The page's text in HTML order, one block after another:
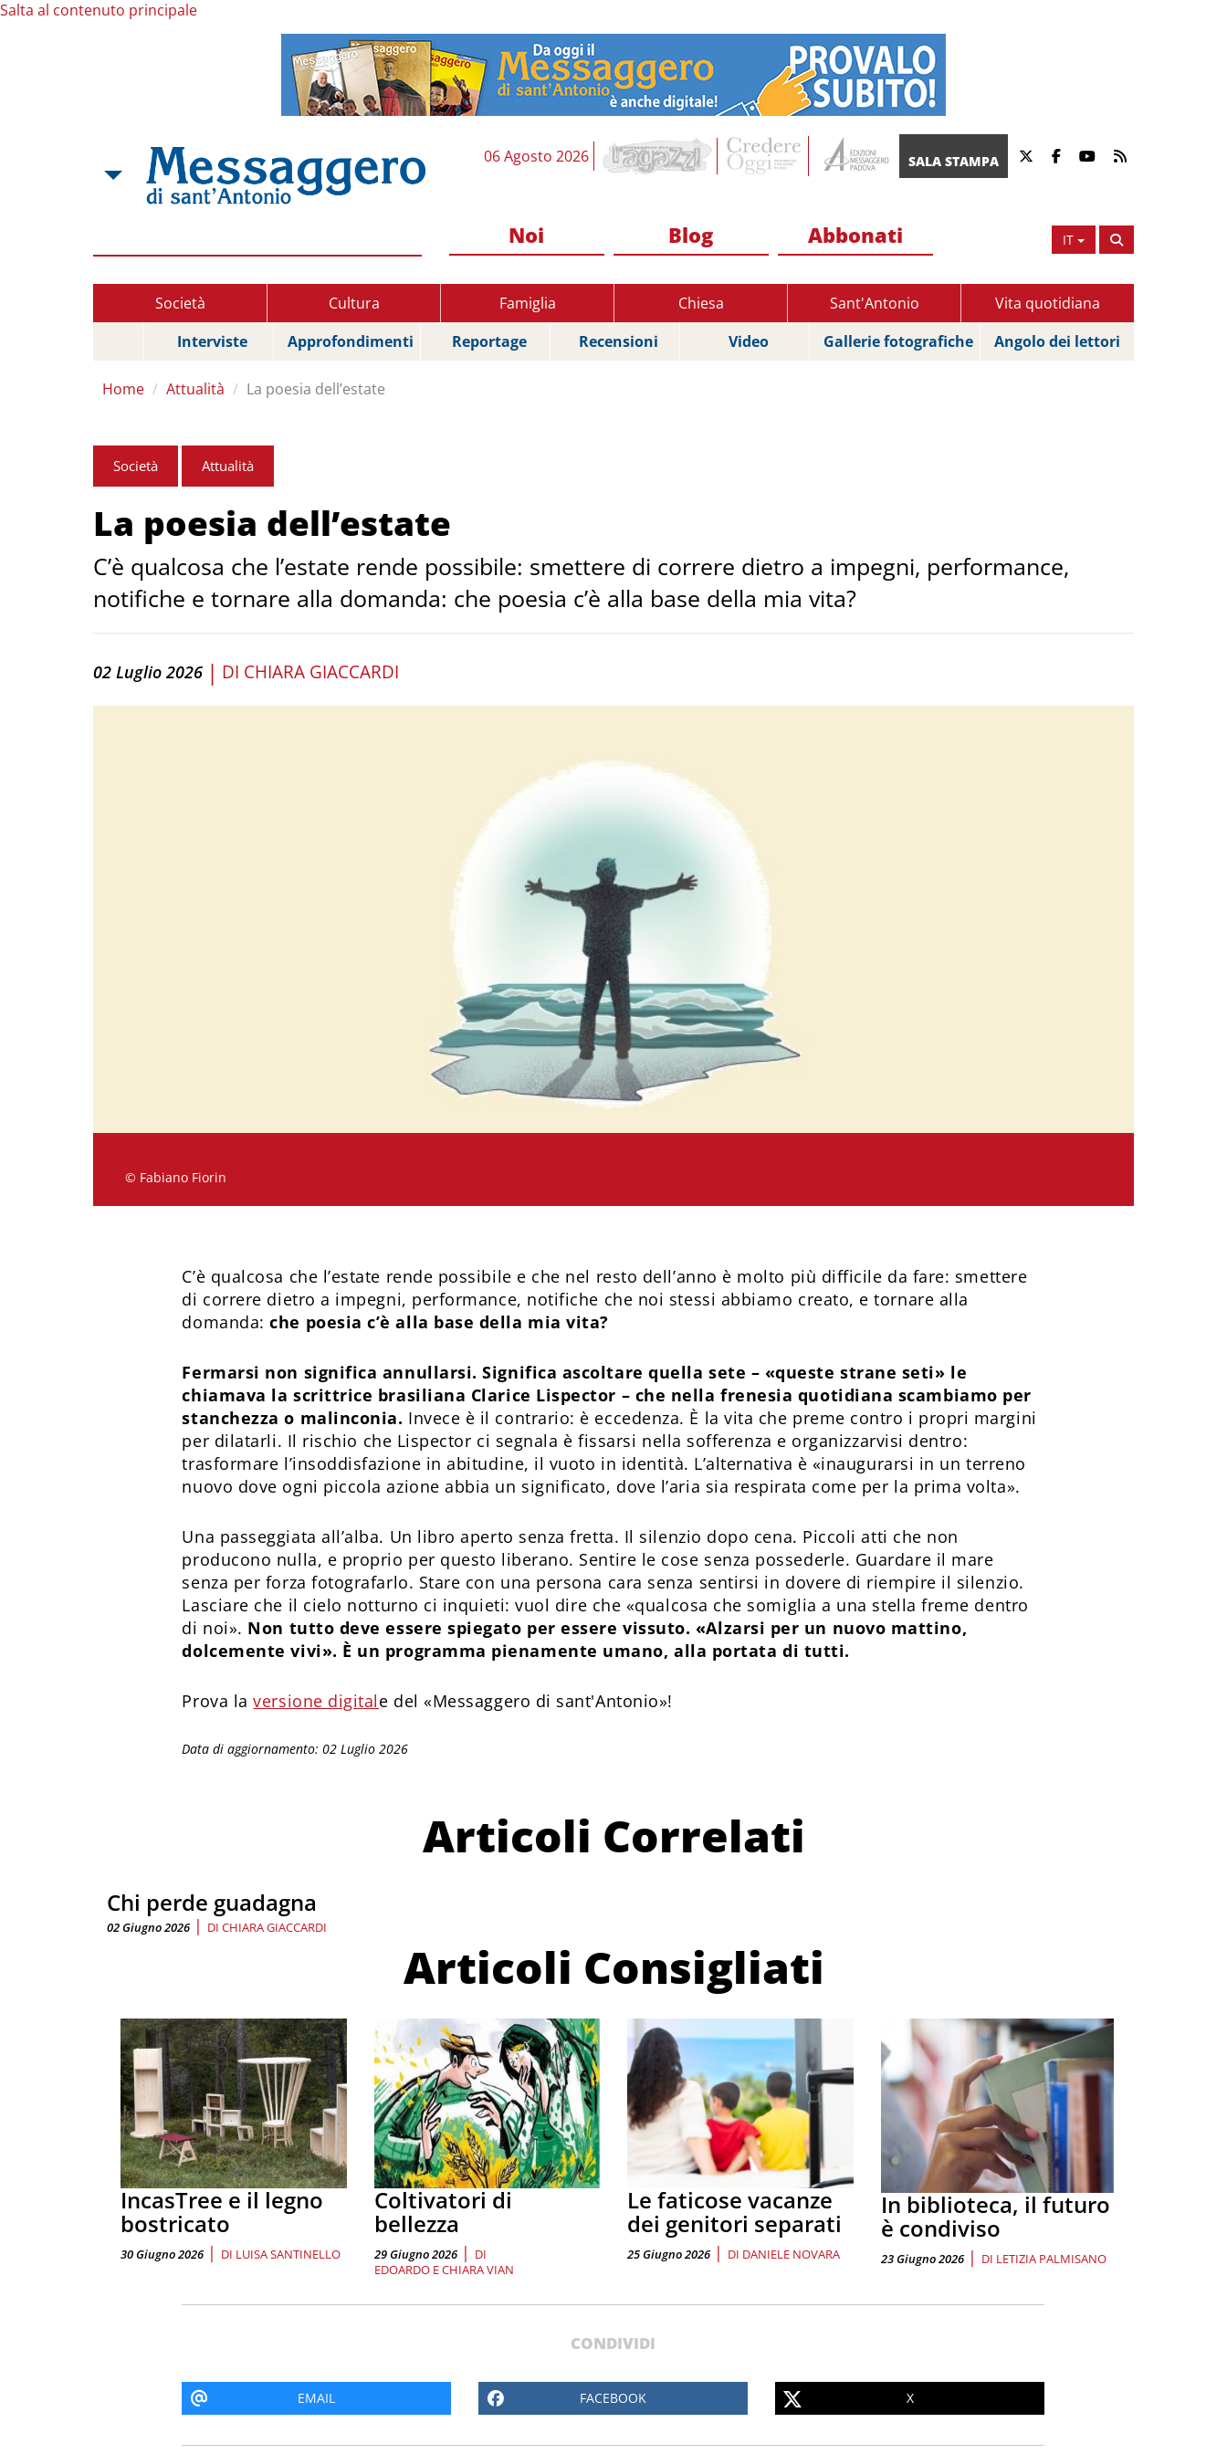
Salta al contenuto principale
06 Agosto 2026 SALA STAMPA
IT
Noi Blog Abbonati
Società Cultura Famiglia Chiesa Sant'Antonio
Vita quotidiana
Interviste
Approfondimenti Reportage Recensioni Video Gallerie fotografiche Angolo dei lettori
Home Attualità La poesia dell’estate
Società Attualità
La poesia dell’estate
C’è qualcosa che l’estate rende possibile: smettere di correre dietro a impegni, performance,
notifiche e tornare alla domanda: che poesia c’è alla base della mia vita?
02 Luglio 2026 | DI CHIARA GIACCARDI
© Fabiano Fiorin
C’è qualcosa che l’estate rende possibile e che nel resto dell’anno è molto più difficile da fare: smettere
di correre dietro a impegni, performance, notifiche che noi stessi abbiamo creato, e tornare alla
domanda:che poesia c’è alla base della mia vita?
Fermarsi non significa annullarsi. Significa ascoltare quella sete – «queste strane seti» le
chiamava la scrittrice brasiliana Clarice Lispector – che nella frenesia quotidiana scambiamo per
stanchezza o malinconia. Invece è il contrario: è eccedenza. È la vita che preme contro i propri margini
per dilatarli. Il rischio che Lispector ci segnala è fissarsi nella sofferenza e organizzarvisi dentro:
trasformare l’insoddisfazione in abitudine, il vuoto in identità. L’alternativa è «inaugurarsi in un terreno
nuovo dove ogni piccola azione abbia un significato, dove l’aria sia respirata come per la prima volta».
Una passeggiata all’alba. Un libro aperto senza fretta. Il silenzio dopo cena. Piccoli atti che non
producono nulla, e proprio per questo liberano. Sentire le cose senza possederle. Guardare il mare
senza per forza fotografarlo. Stare con una persona cara senza sentirsi in dovere di riempire il silenzio.
Lasciare che il cielo notturno ci inquieti: vuol dire che «qualcosa che somiglia a una stella freme dentro
di noi». Non tutto deve essere spiegato per essere vissuto. «Alzarsi per un nuovo mattino,
dolcemente vivi». È un programma pienamente umano, alla portata di tutti.
Prova laversione digitale del «Messaggero di sant'Antonio»!
Data di aggiornamento: 02 Luglio 2026
Articoli Correlati
Chi perde guadagna
02 Giugno 2026 | DI CHIARA GIACCARDI
Articoli Consigliati
IncasTree e il legno
bostricato
30 Giugno 2026 | DI LUISA SANTINELLO
Coltivatori di
bellezza
29 Giugno 2026 | DI
EDOARDO E CHIARA VIAN
Le faticose vacanze
dei genitori separati
25 Giugno 2026 | DI DANIELE NOVARA
In biblioteca, il futuro
è condiviso
23 Giugno 2026 | DI LETIZIA PALMISANO
CONDIVIDI
EMAIL FACEBOOK X